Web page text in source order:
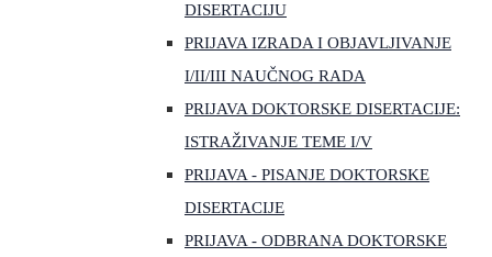
DISERTACIJU
PRIJAVA IZRADA I OBJAVLJIVANJE
I/II/III NAUČNOG RADA
PRIJAVA DOKTORSKE DISERTACIJE:
ISTRAŽIVANJE TEME I/V
PRIJAVA - PISANJE DOKTORSKE
DISERTACIJE
PRIJAVA - ODBRANA DOKTORSKE